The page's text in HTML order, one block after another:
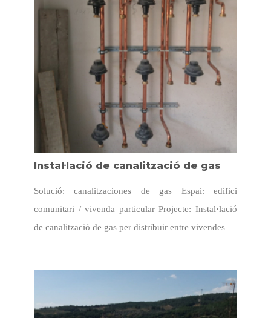
Instal·lació de canalització de gas
Solució: canalitzaciones de gas Espai: edifici
comunitari / vivenda particular Projecte: Instal·lació
de canalització de gas per distribuir entre vivendes